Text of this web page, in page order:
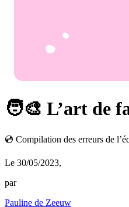
🧑‍🎨 L’art de
💿 Compilation des erreurs de
Le 30/05/2023,
par
Pauline de Zeeuw